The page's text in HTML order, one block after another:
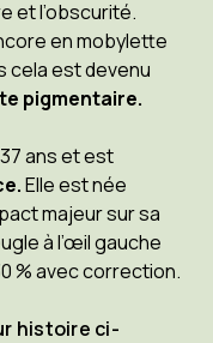
et l’obscurité.
en mobylette
cela est devenu
pigmentaire.
ans et est
Elle est née
majeur sur sa
à l’œil gauche
% avec correction.
histoire ci-